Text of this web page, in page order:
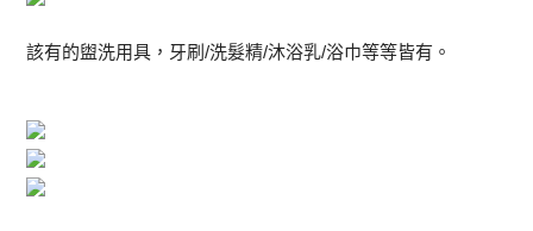
該有的盥洗用具，牙刷/洗髮精/沐浴乳/浴巾等等皆有。